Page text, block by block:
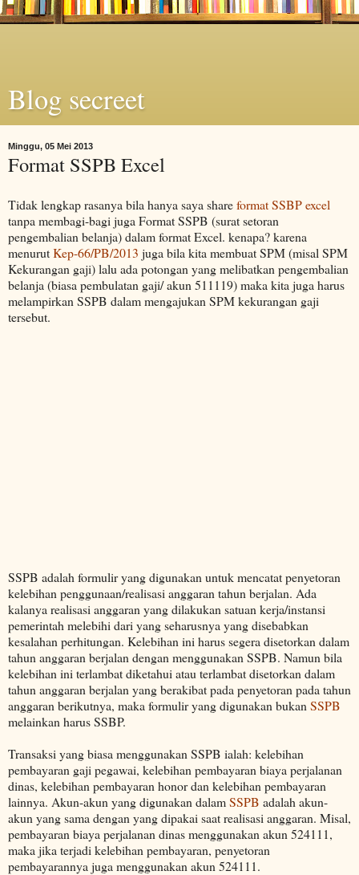
Blog secreet
Minggu, 05 Mei 2013
Format SSPB Excel
Tidak lengkap rasanya bila hanya saya shareformat SSBP excel
tanpa membagi-bagi juga Format SSPB (surat setoran
pengembalian belanja) dalam format Excel. kenapa? karena
menurutKep-66/PB/2013 juga bila kita membuat SPM (misal SPM
Kekurangan gaji) lalu ada potongan yang melibatkan pengembalian
belanja (biasa pembulatan gaji/ akun 511119) maka kita juga harus
melampirkan SSPB dalam mengajukan SPM kekurangan gaji
tersebut.
SSPB adalah formulir yang digunakan untuk mencatat penyetoran
kelebihan penggunaan/realisasi anggaran tahun berjalan. Ada
kalanya realisasi anggaran yang dilakukan satuan kerja/instansi
pemerintah melebihi dari yang seharusnya yang disebabkan
kesalahan perhitungan. Kelebihan ini harus segera disetorkan dalam
tahun anggaran berjalan dengan menggunakan SSPB. Namun bila
kelebihan ini terlambat diketahui atau terlambat disetorkan dalam
tahun anggaran berjalan yang berakibat pada penyetoran pada tahun
anggaran berikutnya, maka formulir yang digunakan bukan SSPB
melainkan harus SSBP.
Transaksi yang biasa menggunakan SSPB ialah: kelebihan
pembayaran gaji pegawai, kelebihan pembayaran biaya perjalanan
dinas, kelebihan pembayaran honor dan kelebihan pembayaran
lainnya. Akun-akun yang digunakan dalamSSPB adalah akun-
akun yang sama dengan yang dipakai saat realisasi anggaran. Misal,
pembayaran biaya perjalanan dinas menggunakan akun 524111,
maka jika terjadi kelebihan pembayaran, penyetoran
pembayarannya juga menggunakan akun 524111.